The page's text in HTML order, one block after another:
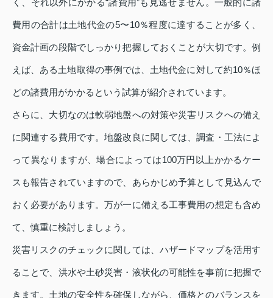
く、それ以外にかかる“諸費用”も見逃せません。一般的に諸
費用の合計は土地代金の5〜10％程度に達することが多く、
資金計画の段階でしっかり把握しておくことが大切です。例
えば、ある土地取得の事例では、土地代金に対して約10％ほ
どの諸費用がかかるという試算が紹介されています。
さらに、大切なのは軟弱地盤への対策や災害リスクへの備え
に関連する費用です。地盤改良に関しては、調査・工法によ
って異なりますが、場合によっては100万円以上かかるケー
スも報告されていますので、あらかじめ予算として見込んで
おく必要があります。万が一に備える工事費用の想定も含め
て、慎重に検討しましょう。
災害リスクのチェックに関しては、ハザードマップを活用す
ることで、洪水や土砂災害・液状化の可能性を事前に把握で
きます。土地の安全性を確保しながら、価格とのバランスを